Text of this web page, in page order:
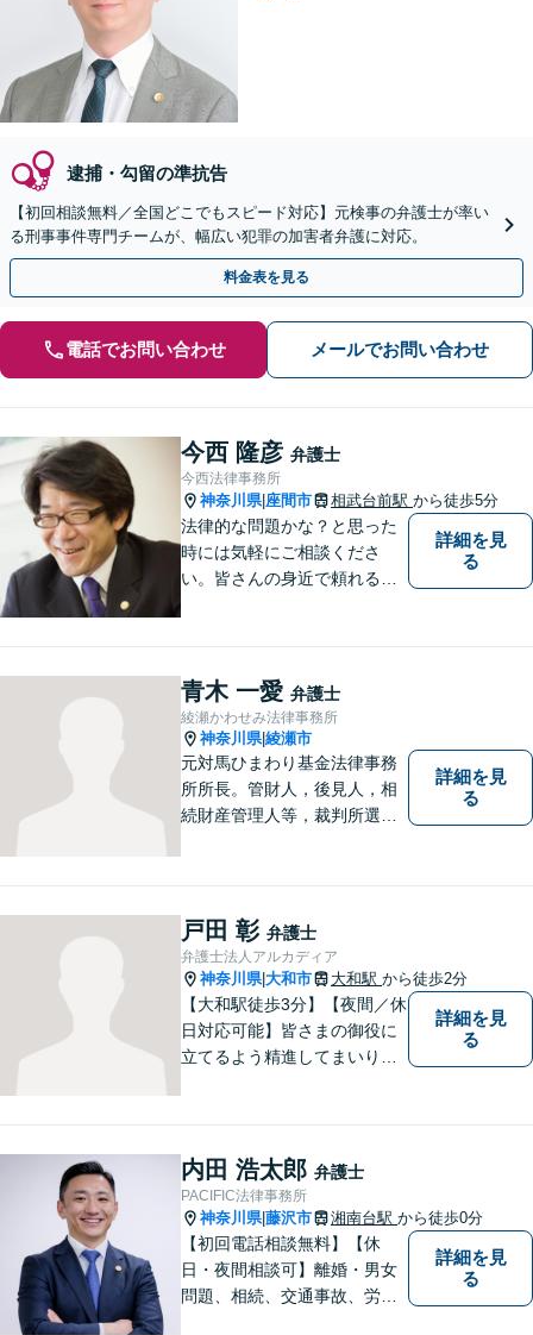
逮捕・勾留の準抗告
【初回相談無料／全国どこでもスピード対応】元検事の弁護士が率い
る刑事事件専門チームが、幅広い犯罪の加害者弁護に対応。
料金表を見る
電話でお問い合わせ メールでお問い合わせ
今西 隆彦 弁護士
今西法律事務所
神奈川県| 座間市 相武台前駅 から徒歩5分
法律的な問題かな？と思った
時には気軽にご相談くださ
い。皆さんの身近で頼れる弁
詳細を見
る
青木 一愛 弁護士
綾瀬かわせみ法律事務所
神奈川県|綾瀬市
元対馬ひまわり基金法律事務
所所長。管財人，後見人，相
続財産管理人等，裁判所選任
詳細を見
る
戸田 彰 弁護士
弁護士法人アルカディア
神奈川県|大和市 大和駅 から徒歩2分
【大和駅徒歩3分】【夜間／休
日対応可能】皆さまの御役に
立てるよう精進してまいりま
域に根ざした弁護士】法律ト
ラブルでお悩みの方は、お気
軽にご相談ください。
詳細を見
る
内田 浩太郎 弁護士
PACIFIC法律事務所
神奈川県|藤沢市 湘南台駅 から徒歩0分
【初回電話相談無料】【休
日・夜間相談可】離婚・男女
問題、相続、交通事故、労働
詳細を見
る